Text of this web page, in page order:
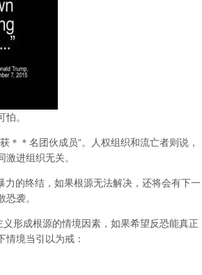
。
＊＊名团伙成员“。人权组织和流亡者则说，
进组织无关。
的终结，如果根源无法解决，还将会有下一
袭。
义形成根源的情境因素 ，如果希望反恐能真正
境当引以为戒：